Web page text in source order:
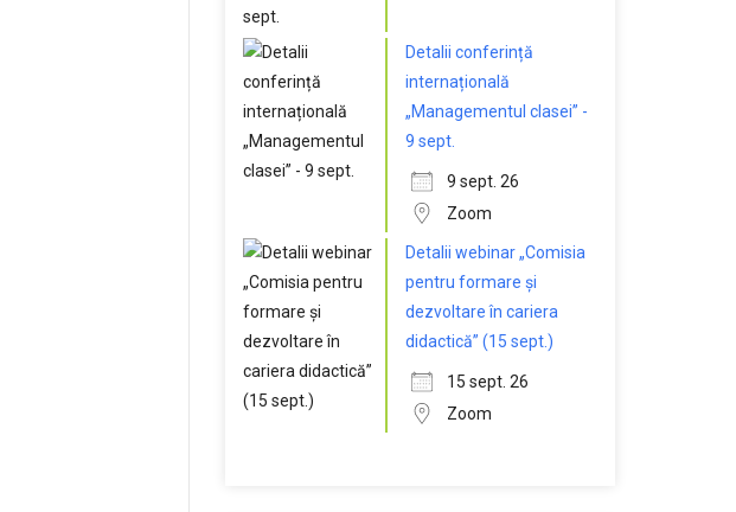
Detalii conferință
internațională
„Managementul clasei” -
9 sept.
9 sept. 26
Zoom
Detalii webinar „Comisia
pentru formare și
dezvoltare în cariera
didactică” (15 sept.)
15 sept. 26
Zoom